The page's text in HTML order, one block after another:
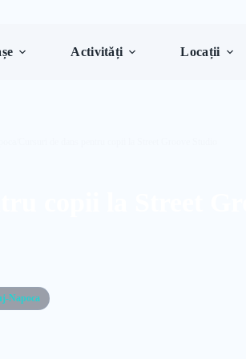
Activități Locații
Napoca